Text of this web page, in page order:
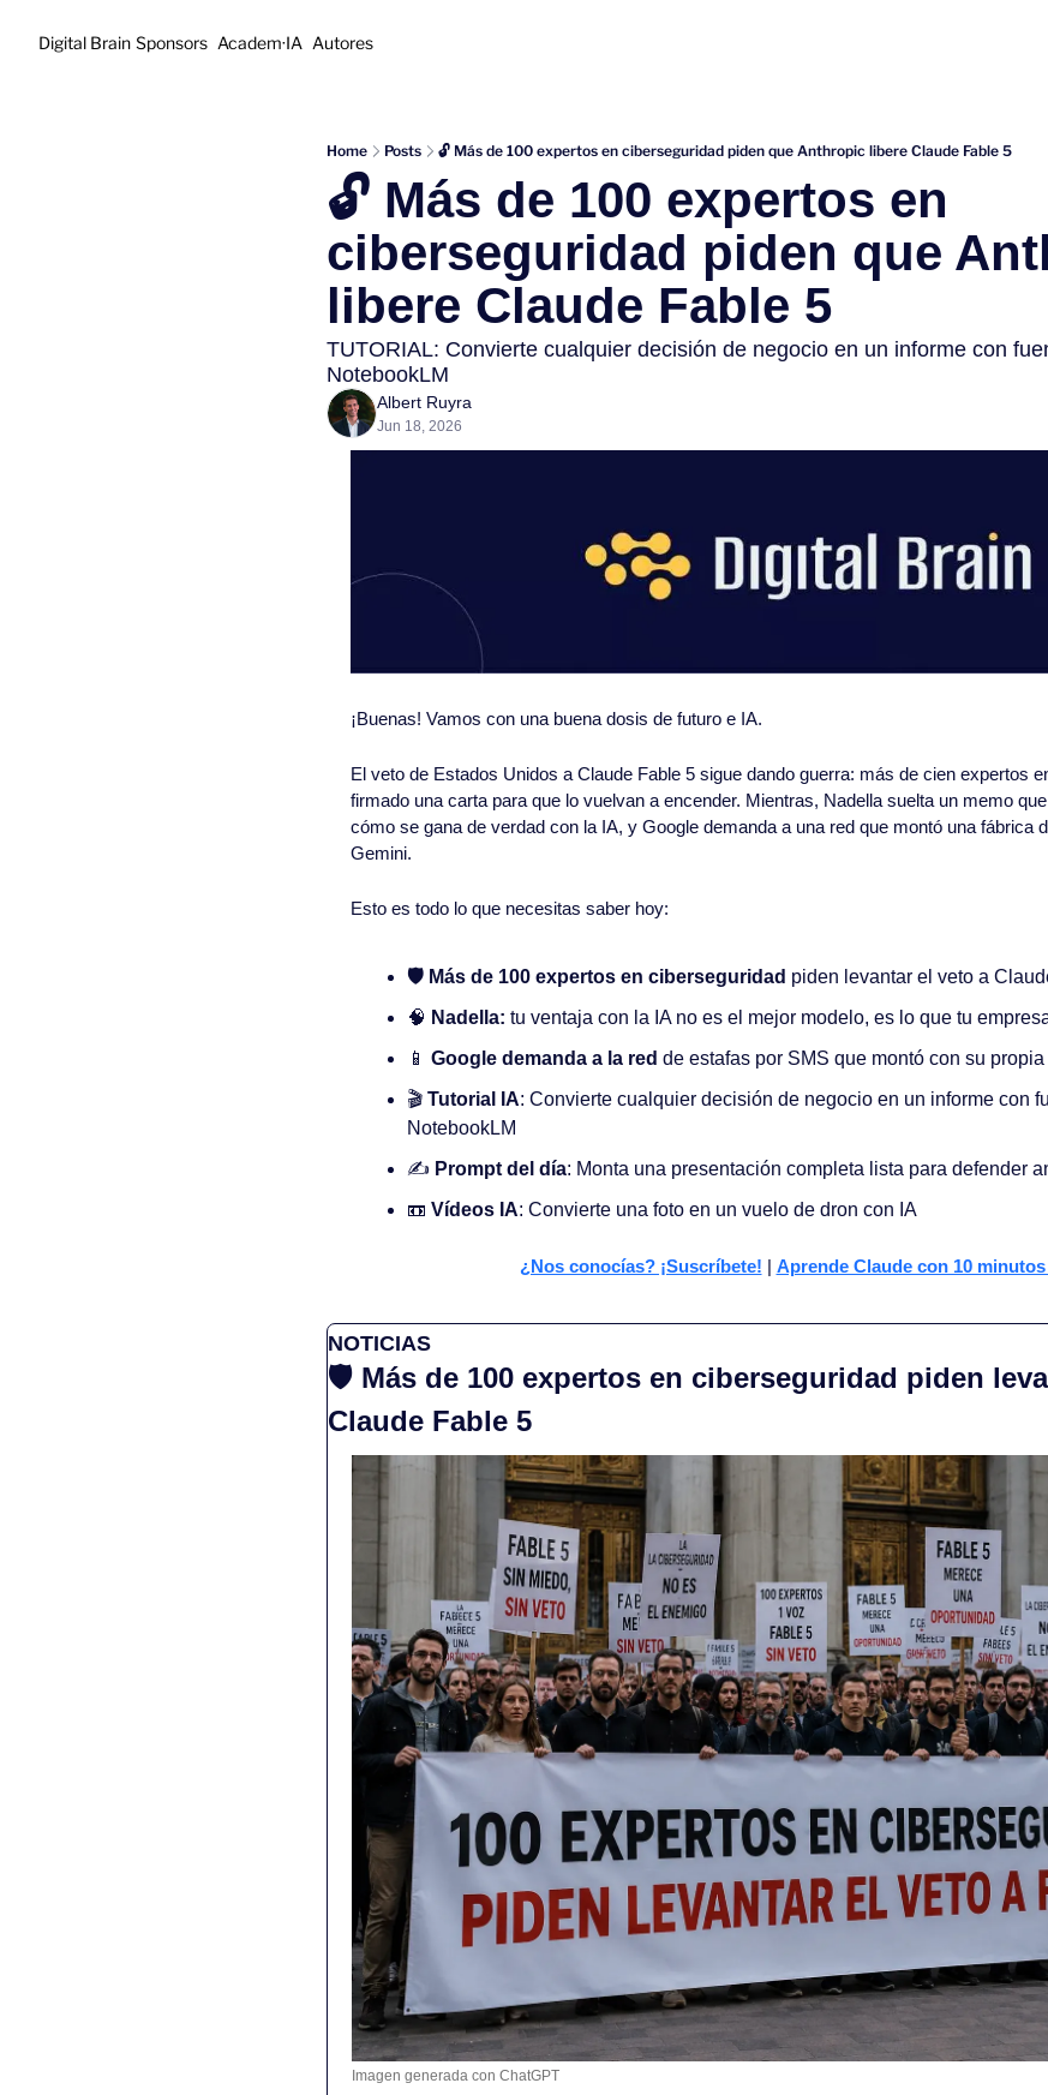
Digital Brain Sponsors Academ·IA Autores
Home Posts 🔓 Más de 100 expertos en ciberseguridad piden que Anthropic libere Claude Fable 5
🔓 Más de 100 expertos en
ciberseguridad piden que
libere Claude Fable 5
TUTORIAL: Convierte cualquier decisión de negocio en un informe con
NotebookLM
Albert Ruyra
Jun 18, 2026
¡Buenas! Vamos con una buena dosis de futuro e IA.
El veto de Estados Unidos a Claude Fable 5 sigue dando guerra: más de cien expertos
firmado una carta para que lo vuelvan a encender. Mientras, Nadella suelta un memo
cómo se gana de verdad con la IA, y Google demanda a una red que montó una fábrica
Gemini.
Esto es todo lo que necesitas saber hoy:
🛡️ Más de 100 expertos en ciberseguridad piden levantar el veto a
🧠 Nadella: tu ventaja con la IA no es el mejor modelo, es lo que tu
📱 Google demanda a la red de estafas por SMS que montó con su propia
🎬 Tutorial IA: Convierte cualquier decisión de negocio en un informe con
NotebookLM
✍️ Prompt del día: Monta una presentación completa lista para defender
📼 Vídeos IA: Convierte una foto en un vuelo de dron con IA
¿Nos conocías? ¡Suscríbete! | Aprende Claude con 10
NOTICIAS
🛡️ Más de 100 expertos en ciberseguridad piden
Claude Fable 5
Imagen generada con ChatGPT